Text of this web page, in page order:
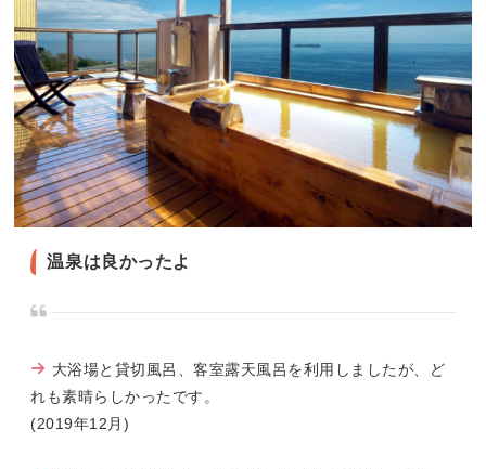
温泉は良かったよ
大浴場と貸切風呂、客室露天風呂を利用しましたが、ど
れも素晴らしかったです。
(2019年12月)